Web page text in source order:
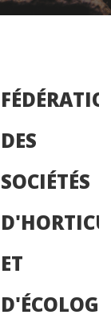
DES
SOCIÉTÉS
ET